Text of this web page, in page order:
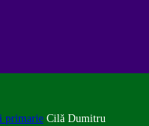
primarie Cilă Dumitru